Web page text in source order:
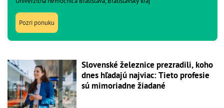
Pozri ponuku
Slovenské železnice prezradili, koho
dnes hľadajú najviac: Tieto profesie
sú mimoriadne žiadané